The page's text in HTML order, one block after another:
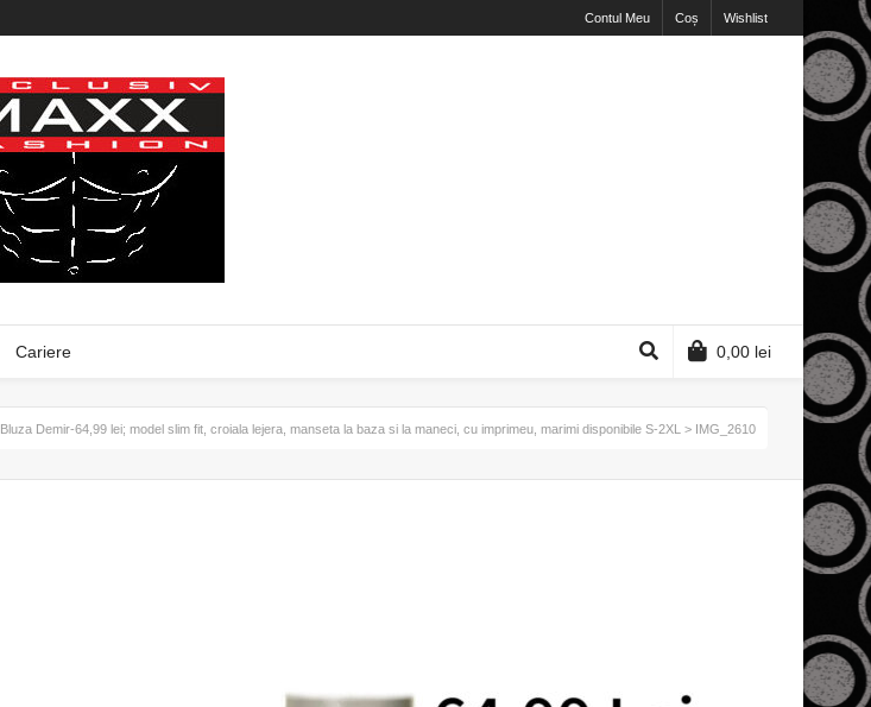
Contul Meu Coș Wishlist
Cariere 0,00 lei
Bluza Demir-64,99 lei; model slim fit, croiala lejera, manseta la baza si la maneci, cu imprimeu, marimi disponibile S-2XL > IMG_2610